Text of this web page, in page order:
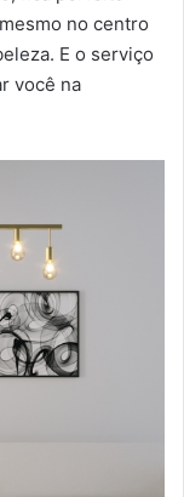
no centro
E o serviço
você na